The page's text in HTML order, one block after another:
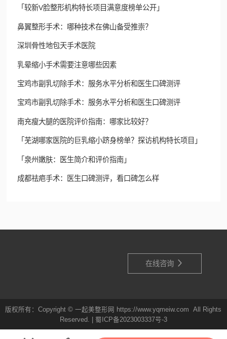
「较新V脸整形机构特长项目满意度榜单公开」
鼻翼整形手术：哪种技术在佛山备受推崇？
深圳骨性地包天手术医院
乳晕缩小手术需要注意哪些因素
宝鸡市副乳切除手术：服务水平分析和医生口碑测评
宝鸡市副乳切除手术：服务水平分析和医生口碑测评
南充瘦大腿的医院评价指南：哪家比较好？
「芜湖哪家医院的巨乳缩小跻身榜单？探访机构特长项目」
「泉州嫩肤：医生简介和评价指南」
成都祛疤手术：医生口碑测评，看口碑怎么样
在线咨询 
版权所有：Copyright © 一起美整形网 https://www.yqmeiw.com All Rights
Reserved. | 蜀ICP备2023003337号-3